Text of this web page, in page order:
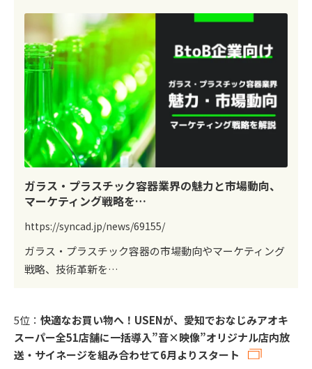
ガラス・プラスチック容器業界の魅力と市場動向、
マーケティング戦略を…
https://syncad.jp/news/69155/
ガラス・プラスチック容器の市場動向やマーケティング
戦略、技術革新を…
5位： 快適なお買い物へ！USENが、愛知でおなじみアオキ
スーパー全51店舗に一括導入”音×映像”オリジナル店内放
送・サイネージを組み合わせて6月よりスタート